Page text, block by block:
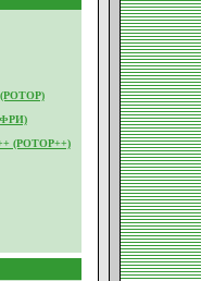
(РОТОР)
(РОТОР++)